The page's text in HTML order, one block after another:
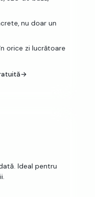
nu doar un
orice zi lucrătoare
→
Ideal pentru